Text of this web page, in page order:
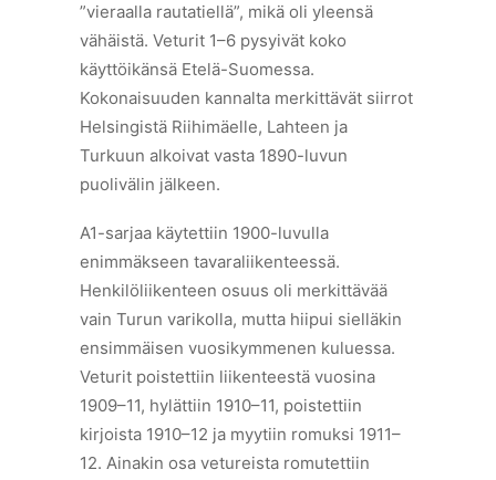
”vieraalla rautatiellä”, mikä oli yleensä
vähäistä. Veturit 1–6 pysyivät koko
käyttöikänsä Etelä-Suomessa.
Kokonaisuuden kannalta merkittävät siirrot
Helsingistä Riihimäelle, Lahteen ja
Turkuun alkoivat vasta 1890-luvun
puolivälin jälkeen.
A1-sarjaa käytettiin 1900-luvulla
enimmäkseen tavaraliikenteessä.
Henkilöliikenteen osuus oli merkittävää
vain Turun varikolla, mutta hiipui sielläkin
ensimmäisen vuosikymmenen kuluessa.
Veturit poistettiin liikenteestä vuosina
1909–11, hylättiin 1910–11, poistettiin
kirjoista 1910–12 ja myytiin romuksi 1911–
12. Ainakin osa vetureista romutettiin